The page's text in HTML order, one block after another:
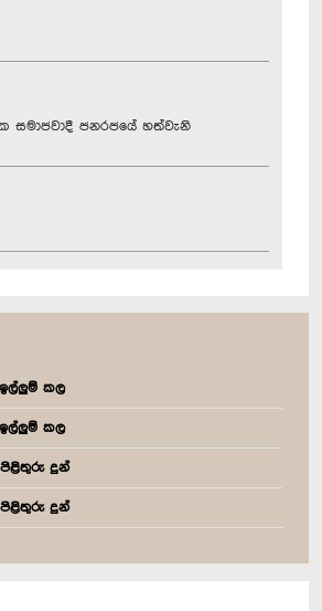
සමාජවාදී ජනරජයේ හත්වැනි
ඉල්ලුම් කල
ඉල්ලුම් කල
පිළිතුරු දුන්
පිළිතුරු දුන්